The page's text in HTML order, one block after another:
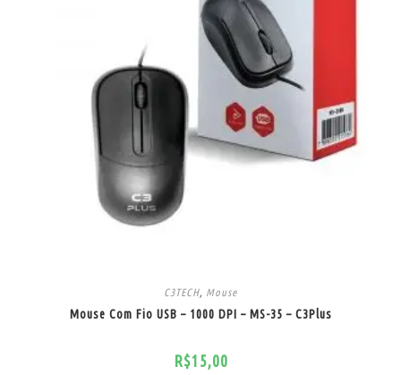
C3TECH, Mouse
Mouse Com Fio USB – 1000 DPI – MS-35 – C3Plus
R$15,00